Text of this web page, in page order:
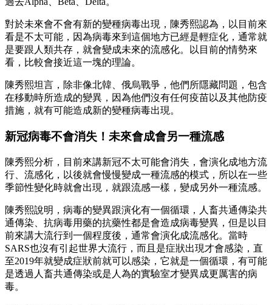
對於未來會不會有新的變種病毒出現，陳秀熙認為，以目前來
看是不太可能，因為病毒來到這個地方已經是輕症化，通常就
是要跟人類共存，就會變成未來的流感化。以目前的情勢來
看，比較會接近這一塊的理論。
陳秀熙坦言，除非像北韓、俄烏戰爭，他們所隱藏問題，包含
在移動時所造成的變異，因為他們沒有任何疫苗以及其他防疫
措施，就有可能造成新的變種病毒出現。
新冠病毒不會消失！未來會成會另一種流感
陳秀熙分析，目前來講新冠不太可能會消失，會演化成地方流
行、流感化，以後就會慢慢變成一種流感的模式，所以在一些
季節性變化時就會出現，就跟流感一樣，變成另外一種流感。
陳秀熙說明，病毒的變異跟演化有一個循環，人畜共通傳染共
通傳染、抗病毒用藥的抗藥性都是會造成病毒變異，但是以目
前來講大流行到一個程度後，通常會演化成流感化。當時
SARS也沒有引起世界大流行，而且是症狀出現才會感染，直
至2019年就變成症狀前就可以感染，它就是一個循環，有可能
是透過人畜共通傳染或是人為的實驗室才變異成更厲害的病
毒。